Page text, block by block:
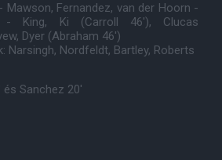
Mawson, Fernandez, van der Hoorn -
- King, Ki (Carroll 46'), Clucas
Dyer (Abraham 46')
Narsingh, Nordfeldt, Bartley, Roberts
és Sanchez 20'